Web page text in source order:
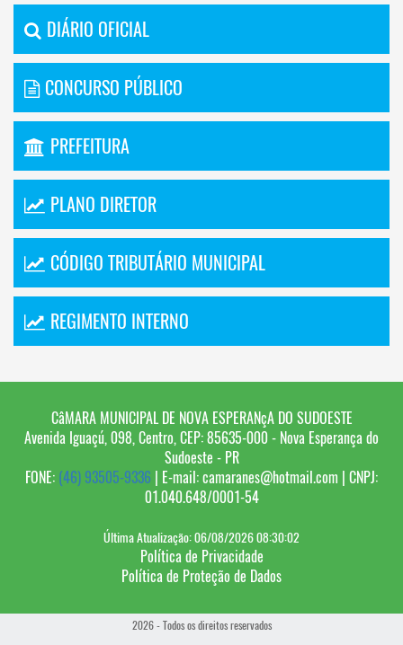
DIÁRIO OFICIAL
CONCURSO PÚBLICO
PREFEITURA
PLANO DIRETOR
CÓDIGO TRIBUTÁRIO MUNICIPAL
REGIMENTO INTERNO
CâMARA MUNICIPAL DE NOVA ESPERANçA DO SUDOESTE
Avenida Iguaçú, 098, Centro, CEP: 85635-000 - Nova Esperança do
Sudoeste - PR
FONE: (46) 93505-9336 | E-mail: camaranes@hotmail.com | CNPJ:
01.040.648/0001-54
Última Atualização: 06/08/2026 08:30:02
Política de Privacidade
Política de Proteção de Dados
2026 - Todos os direitos reservados